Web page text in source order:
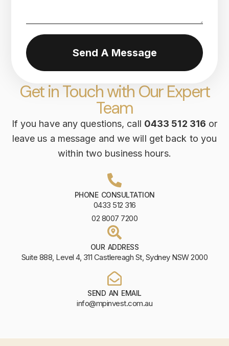
Get in Touch with Our Expert
Team
If you have any questions, call 0433 512 316 or
leave us a message and we will get back to you
within two business hours.
PHONE CONSULTATION
0433 512 316
02 8007 7200
OUR ADDRESS
Suite 888, Level 4, 311 Castlereagh St, Sydney NSW 2000
SEND AN EMAIL
info@mpinvest.com.au
Send A Message